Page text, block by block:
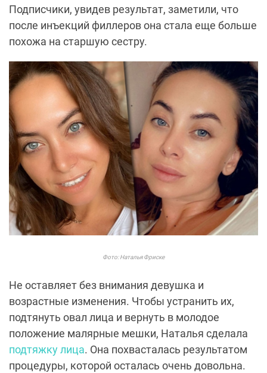
Подписчики, увидев результат, заметили, что
после инъекций филлеров она стала еще больше
похожа на старшую сестру.
Фото: Наталья Фриске
Не оставляет без внимания девушка и
возрастные изменения. Чтобы устранить их,
подтянуть овал лица и вернуть в молодое
положение малярные мешки, Наталья сделала
подтяжку лица. Она похвасталась результатом
процедуры, которой осталась очень довольна.